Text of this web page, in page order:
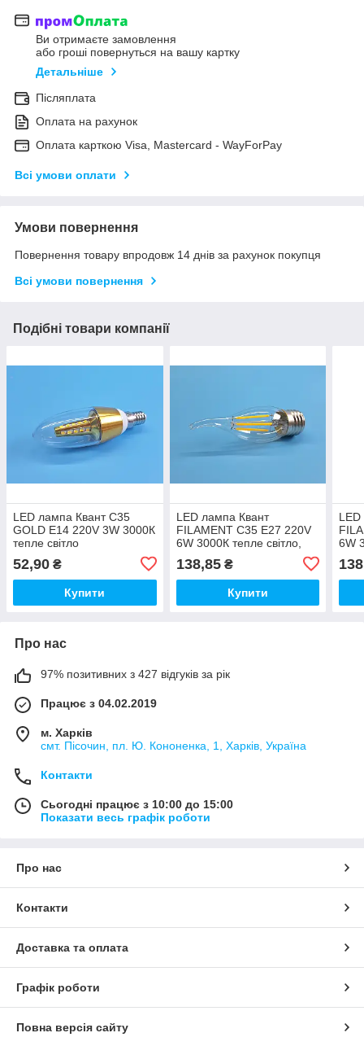
Ви отримаєте замовлення
або гроші повернуться на вашу картку
Детальніше
Післяплата
Оплата на рахунок
Оплата карткою Visa, Mastercard - WayForPay
Всі умови оплати
Умови повернення
Повернення товару впродовж 14 днів за рахунок покупця
Всі умови повернення
Подібні товари компанії
LED лампа Квант С35
GOLD E14 220V 3W 3000К
тепле світло
52,90 ₴
Купити
LED лампа Квант
FILAMENT С35 E27 220V
6W 3000К тепле світло,
138,85₴
Купити
6W
Про нас
97% позитивних з 427 відгуків за рік
Працює з 04.02.2019
м. Харків
смт. Пісочин, пл. Ю. Кононенка, 1, Харків, Україна
Контакти
Сьогодні працює з 10:00 до 15:00
Показати весь графік роботи
Про нас
Контакти
Доставка та оплата
Графік роботи
Повна версія сайту